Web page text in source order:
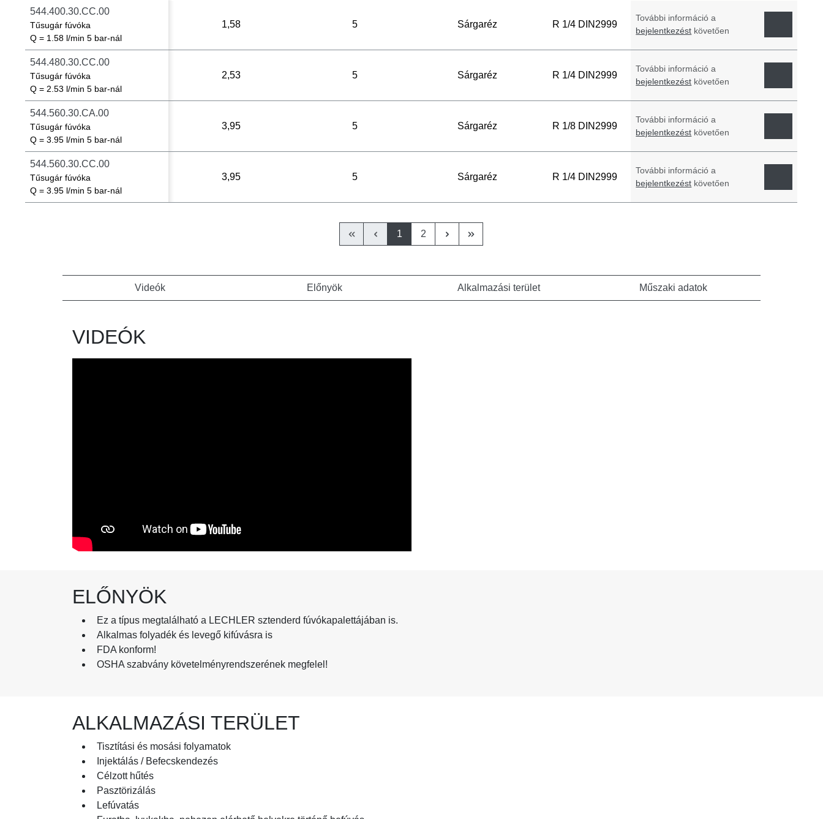
544.400.30.CC.00
Tűsugár fúvóka
Q = 1.58 l/min 5 bar-nál
1,58 5 Sárgaréz R 1/4 DIN2999
További információ a
bejelentkezést követően
544.480.30.CC.00
Tűsugár fúvóka
Q = 2.53 l/min 5 bar-nál
2,53 5 Sárgaréz R 1/4 DIN2999
További információ a
bejelentkezést követően
544.560.30.CA.00
Tűsugár fúvóka
Q = 3.95 l/min 5 bar-nál
3,95 5 Sárgaréz R 1/8 DIN2999
További információ a
bejelentkezést követően
544.560.30.CC.00
Tűsugár fúvóka
Q = 3.95 l/min 5 bar-nál
3,95 5 Sárgaréz R 1/4 DIN2999
További információ a
bejelentkezést követően
1 2
Videók Előnyök Alkalmazási terület Műszaki adatok
VIDEÓK
ELŐNYÖK
Ez a típus megtalálható a LECHLER sztenderd fúvókapalettájában is.
Alkalmas folyadék és levegő kifúvásra is
FDA konform!
OSHA szabvány követelményrendszerének megfelel!
ALKALMAZÁSI TERÜLET
Tisztítási és mosási folyamatok
Injektálás / Befecskendezés
Célzott hűtés
Pasztörizálás
Lefúvatás